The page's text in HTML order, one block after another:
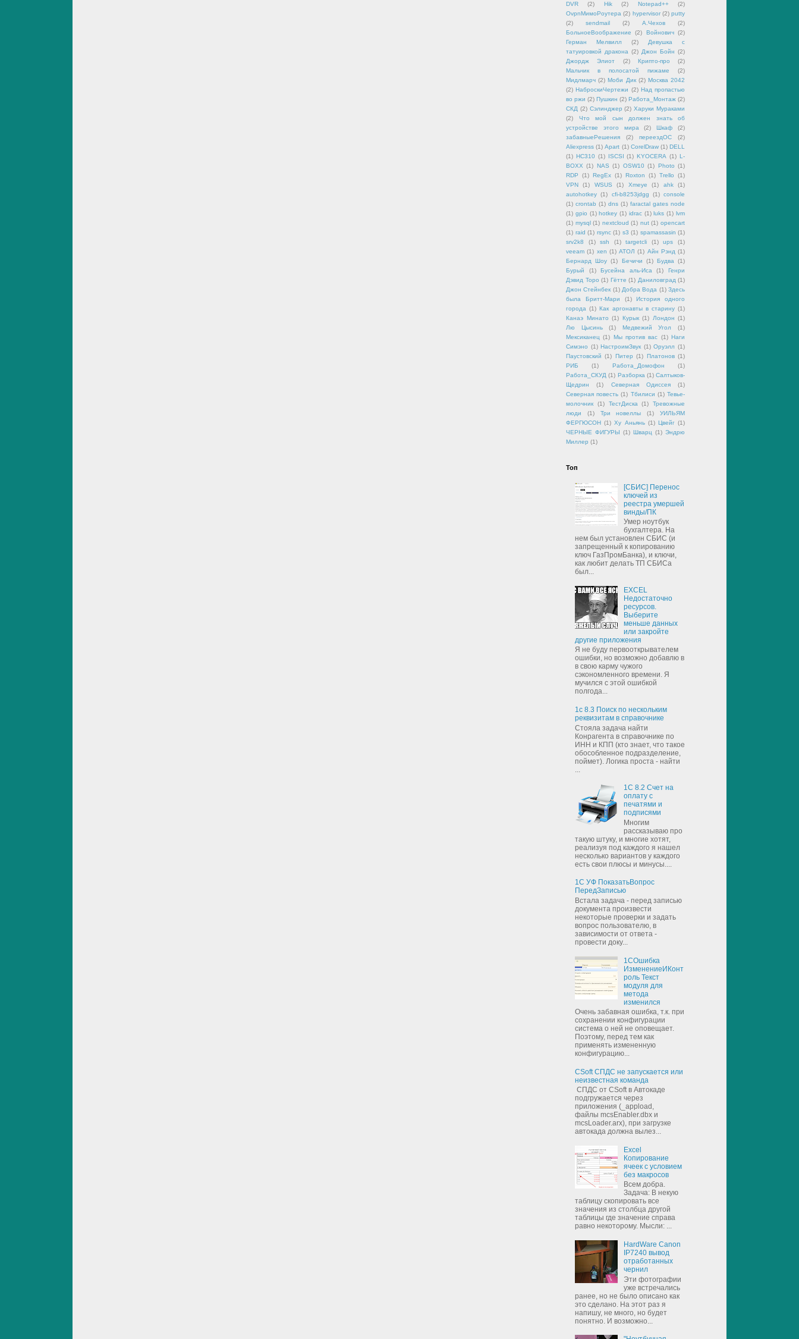
DVR
(2) Hik (2) Notepad++
(2)
OvpnМимоРоутера (2) hypervisor (2) putty
(2)
sendmail (2) А.Чехов
(2)
БольноеВоображение
(2) Войнович (2)
Герман Мелвилл
(2)
Девушка с
татуировкой дракона (2) Джон Бойн (2)
Джордж Элиот
(2) Крипто-про
(2)
Мальчик в полосатой пижаме
(2)
Мидлмарч (2) Моби Дик (2) Москва 2042
(2) НаброскиЧертежи (2) Над пропастью
во ржи (2) Пушкин (2) Работа_Монтаж (2)
СКД (2) Сэлинджер (2) Харуки Мураками
(2)
Что мой сын должен знать об
устройстве этого мира
(2) Шкаф
(2)
забавныеРешения
(2) переездОС
(2)
Aliexpress (1) Apart (1) CorelDraw (1) DELL
(1) HC310 (1) ISCSI (1) KYOCERA (1) L-
BOXX (1) NAS (1) OSW10 (1) Photo (1)
RDP
(1) RegEx (1) Roxton (1) Trello
(1)
VPN
(1) WSUS (1) Xmeye (1) ahk
(1)
autohotkey (1) cfi-b8253jdgg (1) console
(1) crontab (1) dns (1) faractal gates node
(1) gpio (1) hotkey (1) idrac (1) luks (1) lvm
(1) mysql (1) nextcloud (1) nut (1) opencart
(1) raid (1) rsync (1) s3 (1) spamassasin (1)
srv2k8
(1) ssh (1) targetcli (1) ups
(1)
veeam (1) xen (1) АТОЛ (1) Айн Рэнд (1)
Бернард Шоу (1) Бечичи (1) Будва (1)
Бурый
(1) Бусейна аль-Иса (1)
Генри
Дэвид Торо (1) Гётте (1) Даниловград (1)
Джон Стейнбек (1) Добра Вода (1) Здесь
была Бритт-Мари
(1)
История одного
города (1) Как аргонавты в старину (1)
Канаэ Минато (1) Курык (1) Лондон (1)
Лю Цысинь
(1) Медвежий Угол
(1)
Мексиканец (1) Мы против вас (1) Наги
Симэно (1) НастроимЗвук (1) Оруэлл (1)
Паустовский (1) Питер (1) Платонов (1)
РИБ
(1) Работа_Домофон
(1)
Работа_СКУД (1) Разборка (1) Салтыков-
Щедрин
(1) Северная Одиссея
(1)
Северная повесть (1) Тбилиси (1) Тевье-
молочник
(1) ТестДиска (1)
Тревожные
люди
(1) Три новеллы (1)
УИЛЬЯМ
ФЕРГЮСОН (1) Ху Аньянь (1) Цвейг (1)
ЧЕРНЫЕ ФИГУРЫ
(1) Шварц (1) Эндрю
Миллер (1)
Топ
[СБИС] Перенос
ключей из
реестра умершей
винды/ПК
Умер ноутбук
бухгалтера. На
нем был установлен СБИС (и
запрещенный к копированию
ключ ГазПромБанка), и ключи,
как любит делать ТП СБИСа
был...
EXCEL
Недостаточно
ресурсов.
Выберите
меньше данных
или закройте
другие приложения
Я не буду первооткрывателем
ошибки, но возможно добавлю в
в свою карму чужого
сэкономленного времени. Я
мучился с этой ошибкой
полгода...
1с 8.3 Поиск по нескольким
реквизитам в справочнике
Стояла задача найти
Конрагента в справочнике по
ИНН и КПП (кто знает, что такое
обособленное подразделение,
поймет). Логика проста - найти
1С 8.2 Счет на
оплату с
печатями и
подписями
Многим
рассказываю про
такую штуку, и многие хотят,
реализуя под каждого я нашел
несколько вариантов у каждого
есть свои плюсы и минусы....
1С УФ ПоказатьВопрос
ПередЗаписью
Встала задача - перед записью
документа произвести
некоторые проверки и задать
вопрос пользователю, в
зависимости от ответа -
провести доку...
1СОшибка
ИзменениеИКонт
роль Текст
модуля для
метода
изменился
Очень забавная ошибка, т.к. при
сохранении конфигурации
система о ней не оповещает.
Поэтому, перед тем как
применять измененную
конфигурацию...
CSoft СПДС не запускается или
неизвестная команда
СПДС от CSoft в Автокаде
подгружается через
приложения (_appload,
файлы mcsEnabler.dbx и
mcsLoader.arx), при загрузке
автокада должна вылез...
Excel
Копирование
ячеек с условием
без макросов
Всем добра.
Задача: В некую
таблицу скопировать все
значения из столбца другой
таблицы где значение справа
равно некоторому. Мысли: ...
HardWare Canon
IP7240 вывод
отработанных
чернил
Эти фотографии
уже встречались
ранее, но не было описано как
это сделано. На этот раз я
напишу, не много, но будет
понятно. И возможно...